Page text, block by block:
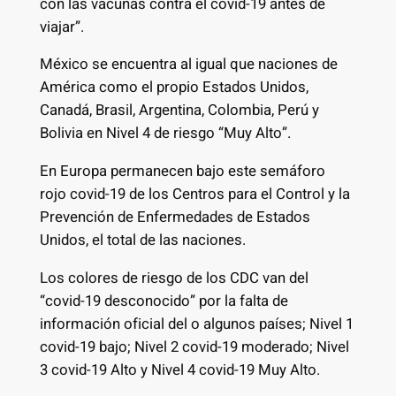
viajar”.
México se encuentra al igual que naciones de
América como el propio Estados Unidos,
Canadá, Brasil, Argentina, Colombia, Perú y
Bolivia en Nivel 4 de riesgo “Muy Alto”.
En Europa permanecen bajo este semáforo
rojo covid-19 de los Centros para el Control y la
Prevención de Enfermedades de Estados
Unidos, el total de las naciones.
Los colores de riesgo de los CDC van del
“covid-19 desconocido” por la falta de
información oficial del o algunos países; Nivel 1
covid-19 bajo; Nivel 2 covid-19 moderado; Nivel
3 covid-19 Alto y Nivel 4 covid-19 Muy Alto.